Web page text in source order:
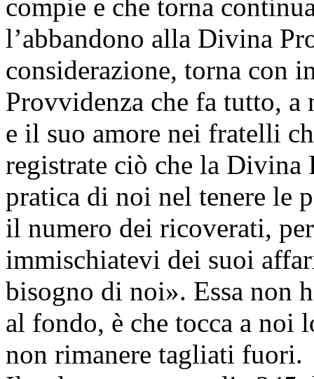
compie e che torna
l’abbandono alla Divina
considerazione, torna con
Provvidenza che fa tutto,
e il suo amore nei fratelli
registrate ciò che la Divina
pratica di noi nel tenere le
il numero dei ricoverati,
immischiatevi dei suoi
bisogno di noi». Essa non
al fondo, è che tocca a noi
non rimanere tagliati fuori.